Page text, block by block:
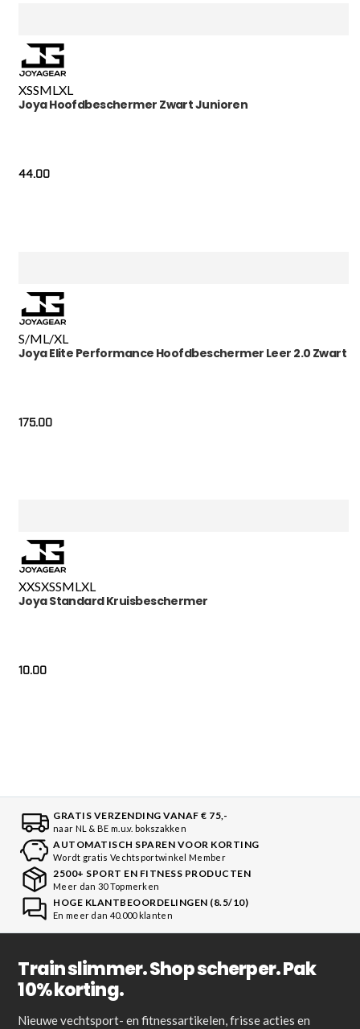
XSSMLXL
Joya Hoofdbeschermer Zwart Junioren
44.00
S/ML/XL
Joya Elite Performance Hoofdbeschermer Leer 2.0 Zwart
175.00
XXSXSSMLXL
Joya Standard Kruisbeschermer
10.00
GRATIS VERZENDING VANAF € 75,-
naar NL & BE m.u.v. bokszakken
AUTOMATISCH SPAREN VOOR KORTING
Wordt gratis Vechtsportwinkel Member
2500+ SPORT EN FITNESS PRODUCTEN
Meer dan 30 Topmerken
HOGE KLANTBEOORDELINGEN (8.5/10)
En meer dan 40.000 klanten
Train slimmer. Shop scherper. Pak
10% korting.
Nieuwe vechtsport- en fitnessartikelen, frisse acties en